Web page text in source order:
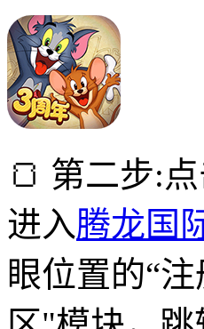
🍞 第二步:
进入腾龙国
眼位置的“